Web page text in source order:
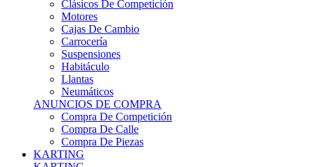
Cajas De Cambio
Carrocería
Suspensiones
Habitáculo
Llantas
Neumáticos
ANUNCIOS DE COMPRA
Compra De Competición
Compra De Calle
Compra De Piezas
KARTING
KARTING
Karts Completos Alevín